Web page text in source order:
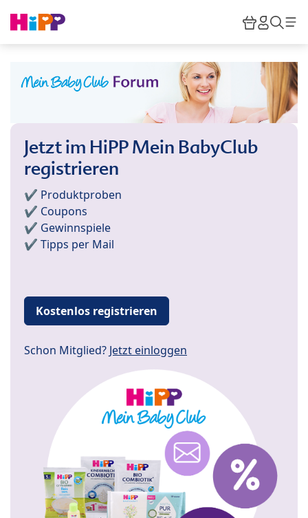
HiPP
Jetzt im HiPP Mein BabyClub
registrieren
✔️ Produktproben
✔️ Coupons
✔️ Gewinnspiele
✔️ Tipps per Mail
Kostenlos registrieren
Schon Mitglied? Jetzt einloggen